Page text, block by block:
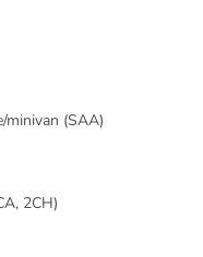
minivan (SAA)
2CH)